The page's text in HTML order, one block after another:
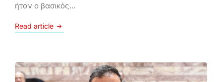
ήταν ο βασικός…
Read article